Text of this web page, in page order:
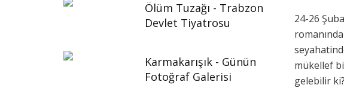
24-26
mükellef
gelebilir
Ölüm Tuzağı - Trabzon
Devlet Tiyatrosu
Karmakarışık - Günün
Fotoğraf Galerisi